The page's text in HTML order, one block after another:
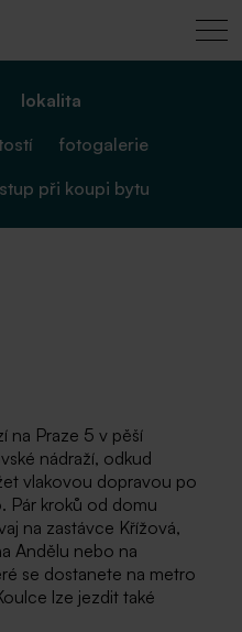
lokalita
fotogalerie
při koupi bytu
na Praze 5 v pěší
nádraží, odkud
vlakovou dopravou po
Pár kroků od domu
na zastávce Křížová,
Andělu nebo na
se dostanete na metro
lze jezdit také